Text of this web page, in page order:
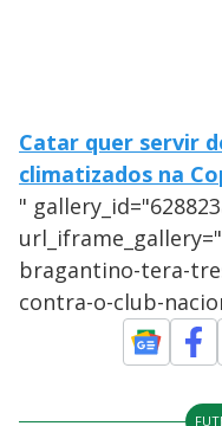
Catar quer servir
climatizados na
"
bragantino-tera-
contra-o-club-